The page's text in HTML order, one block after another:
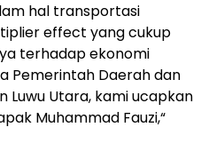
hal transportasi
effect yang cukup
terhadap ekonomi
Pemerintah Daerah dan
Luwu Utara, kami ucapkan
Muhammad Fauzi,“